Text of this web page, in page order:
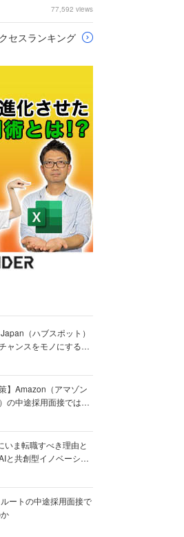
77,592 views
セスランキング
（ハブスポット）
ャンスをモノにする
】Amazon（アマゾン
の中途採用面接では何
いま転職すべき理由と
と共創型イノベーショ
ルートの中途採用面接で